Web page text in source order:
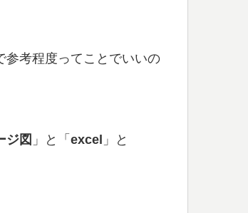
参考程度ってことでいいの
ジ図 」と「 excel 」と